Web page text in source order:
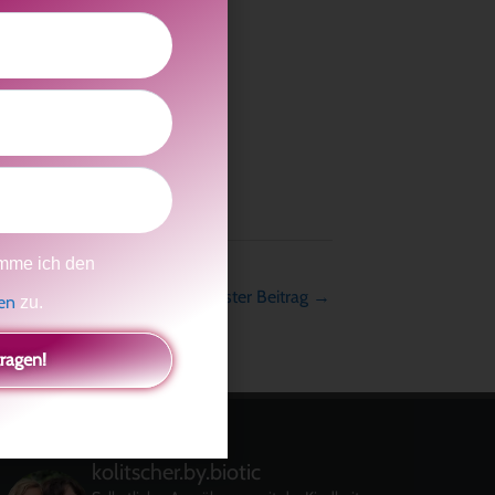
Nächster Beitrag →
kolitscher.by.biotic
ich den
zu.